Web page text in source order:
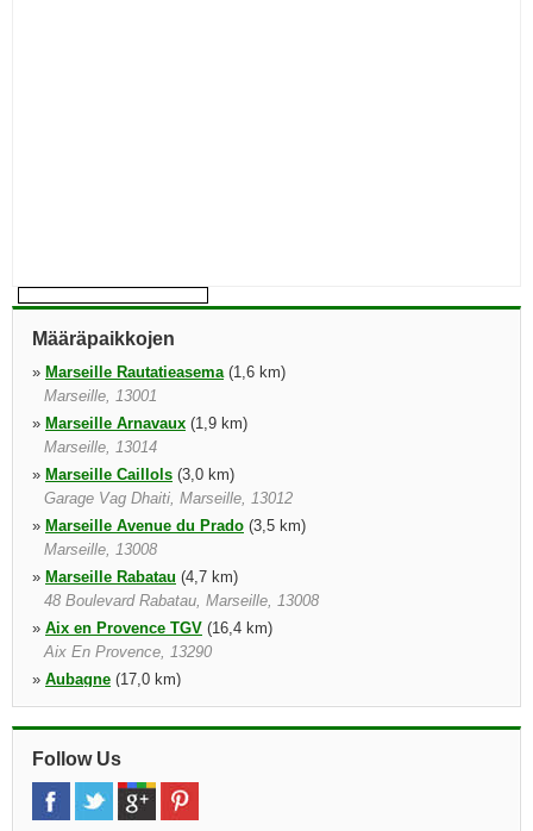
Määräpaikkojen
» Marseille Rautatieasema(1,6 km)
Marseille, 13001
» Marseille Arnavaux (1,9 km)
Marseille, 13014
» Marseille Caillols (3,0 km)
Garage Vag Dhaiti, Marseille, 13012
» Marseille Avenue du Prado (3,5 km)
Marseille, 13008
» Marseille Rabatau (4,7 km)
48 Boulevard Rabatau, Marseille, 13008
» Aix en Provence TGV (16,4 km)
Aix En Provence, 13290
» Aubagne (17,0 km)
60 Chemin Des Bonnes Nouvelles, Aubagne, 13400
»Marseille Lentokenttä(19,4 km)
Bp 55 Ap De Marseille, P 11, In Front Of Arrival Hall, Marignane
Follow Us